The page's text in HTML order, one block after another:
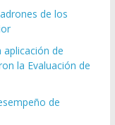
de los
aplicación de
la Evaluación de
de